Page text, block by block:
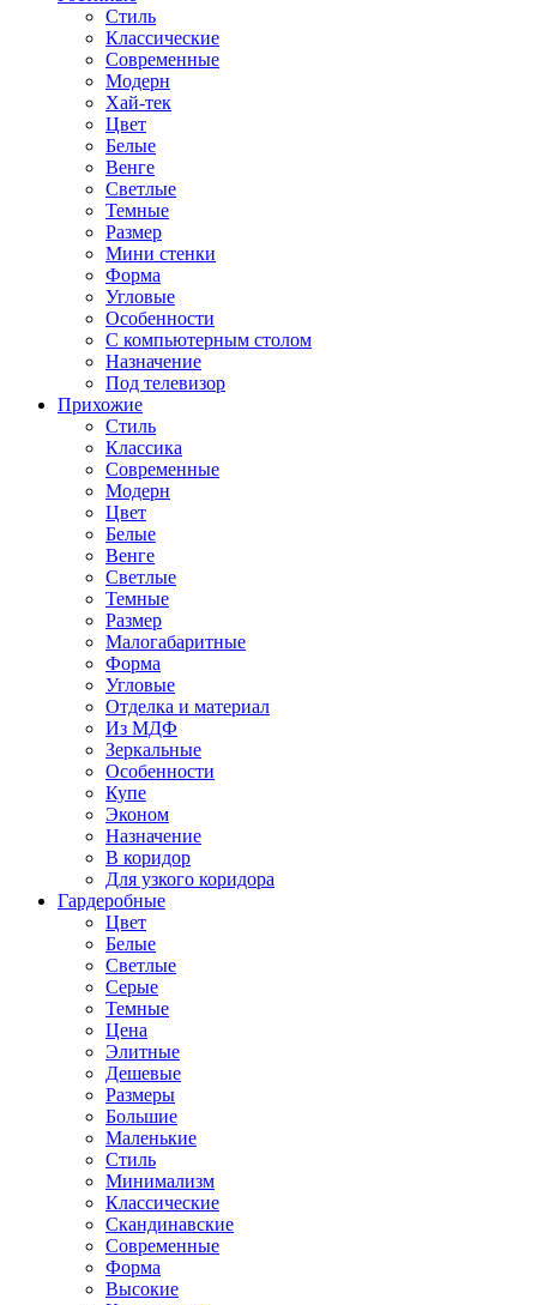
Стиль
Классические
Современные
Модерн
Хай-тек
Цвет
Белые
Венге
Светлые
Темные
Размер
Мини стенки
Форма
Угловые
Особенности
С компьютерным столом
Назначение
Под телевизор
Прихожие
Стиль
Классика
Современные
Модерн
Цвет
Белые
Венге
Светлые
Темные
Размер
Малогабаритные
Форма
Угловые
Отделка и материал
Из МДФ
Зеркальные
Особенности
Купе
Эконом
Назначение
В коридор
Для узкого коридора
Гардеробные
Цвет
Белые
Светлые
Серые
Темные
Цена
Элитные
Дешевые
Размеры
Большие
Маленькие
Стиль
Минимализм
Классические
Скандинавские
Современные
Форма
Высокие